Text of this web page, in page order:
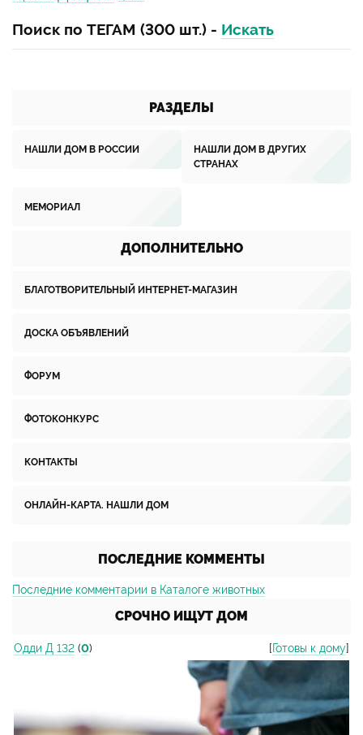
Поиск по ТЕГАМ (300 шт.) - Искать
РАЗДЕЛЫ
НАШЛИ ДОМ В РОССИИ
НАШЛИ ДОМ В ДРУГИХ
СТРАНАХ
МЕМОРИАЛ
ДОПОЛНИТЕЛЬНО
БЛАГОТВОРИТЕЛЬНЫЙ ИНТЕРНЕТ-МАГАЗИН
ДОСКА ОБЪЯВЛЕНИЙ
ФОРУМ
ФОТОКОНКУРС
КОНТАКТЫ
ОНЛАЙН-КАРТА. НАШЛИ ДОМ
ПОСЛЕДНИЕ КОММЕНТЫ
Последние комментарии в Каталоге животных
СРОЧНО ИЩУТ ДОМ
Одди Д 132 (0) [Готовы к дому]